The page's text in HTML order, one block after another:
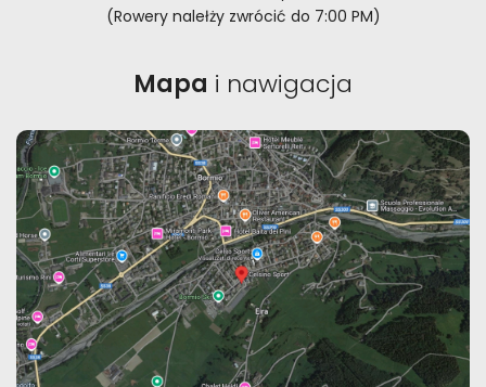
(Rowery nalełży zwrócić do 7:00 PM)
Mapa i nawigacja